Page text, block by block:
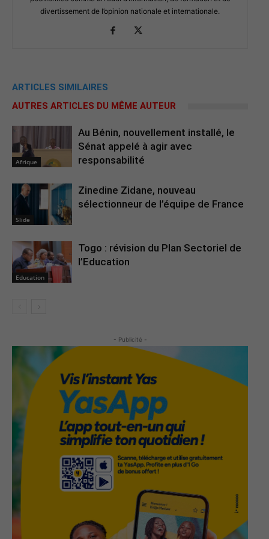
divertissement de l’opinion nationale et internationale.
ARTICLES SIMILAIRES
AUTRES ARTICLES DU MÊME AUTEUR
Afrique
Au Bénin, nouvellement installé, le
Sénat appelé à agir avec
responsabilité
Slide
Zinedine Zidane, nouveau
sélectionneur de l’équipe de France
Education
Togo : révision du Plan Sectoriel de
l’Education
- Publicité -